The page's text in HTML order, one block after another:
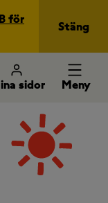
för
Stäng
sidor Meny